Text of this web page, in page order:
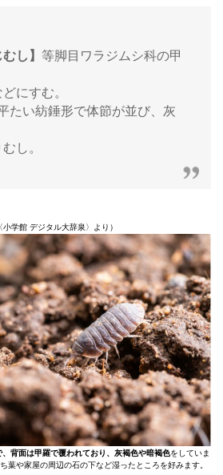
し】 等脚目ワラジムシ科の甲
にすむ。
たい紡錘形で体節が並び、灰
し。
小学館 デジタル大辞泉〉より）
背面は甲羅で覆われており、灰褐色や暗褐色をしていま
葉や家屋の周辺の石の下など湿ったところを好みます。